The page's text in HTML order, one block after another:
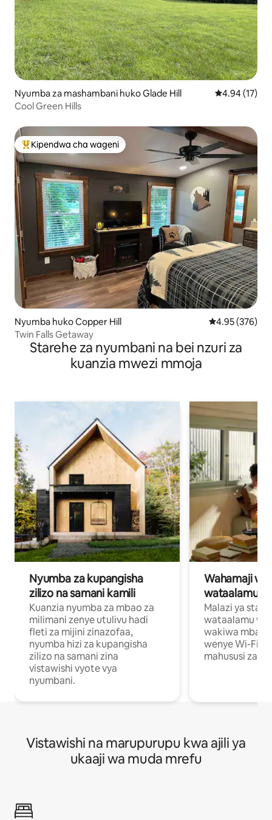
Nyumba za mashambani huko Glade Hill Ukadiriaji wa
4.94 (17)
Cool Green Hills
Kipendwa maarufu cha wageni
Kipendwa cha wageni
Nyumba huko Copper Hill Ukadiriaji wa
4.95 (376)
Twin Falls Getaway
Starehe za nyumbani na bei nzuri za
kuanzia mwezi mmoja
Nyumba za kupangisha
zilizo na samani kamili
Kuanzia nyumba za mbao za
milimani zenye utulivu hadi
fleti za mijini zinazofaa,
nyumba hizi za kupangisha
zilizo na samani zina
vistawishi vyote vya
nyumbani.
Wahamaji
wataalamu
Malazi ya
wataalamu
wakiwa mbali
wenye Wi-Fi
mahususi za
Vistawishi na marupurupu kwa ajili ya
ukaaji wa muda mrefu